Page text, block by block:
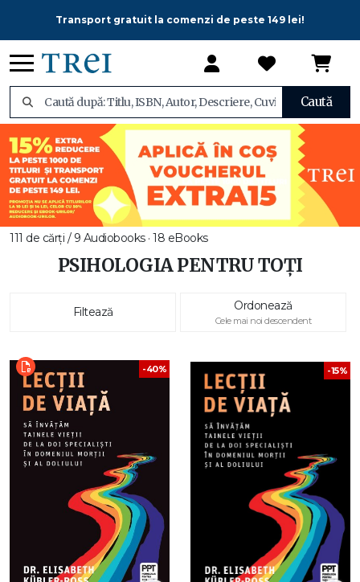
Transport gratuit la comenzi de peste 149 lei!
Caută
111 de cărți / 9 Audiobooks · 18 eBooks
PSIHOLOGIA PENTRU TOȚI
Filtează Ordonează
Cele mai noi descendent
-40% -15%